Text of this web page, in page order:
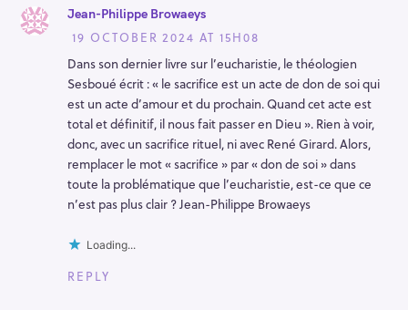
Jean-Philippe Browaeys
19 OCTOBER 2024 AT 15H08
Dans son dernier livre sur l’eucharistie, le théologien
Sesboué écrit : « le sacrifice est un acte de don de soi qui
est un acte d’amour et du prochain. Quand cet acte est
total et définitif, il nous fait passer en Dieu ». Rien à voir,
donc, avec un sacrifice rituel, ni avec René Girard. Alors,
remplacer le mot « sacrifice » par « don de soi » dans
toute la problématique que l’eucharistie, est-ce que ce
n’est pas plus clair ? Jean-Philippe Browaeys
Loading...
REPLY